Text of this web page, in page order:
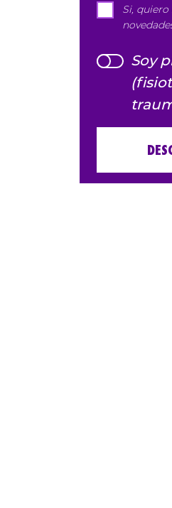
Si,
Soy